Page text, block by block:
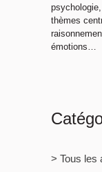
thèmes
émotions…
> Tous les